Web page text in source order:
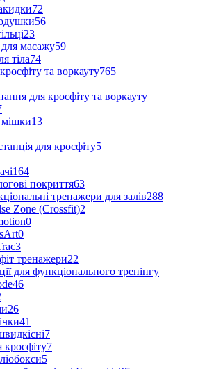
72
56
23
масажу59
тіла74
та воркауту765
для кросфіту та воркауту
мішки13
для кросфіту5
164
покриття63
тренажери для залів288
Zone (Crossfit)2
0
0
3
тренажери22
для функціонального тренінгу
46
26
41
7
кросфіту7
5